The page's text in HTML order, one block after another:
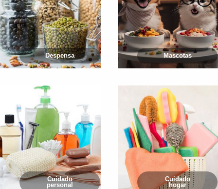
Despensa Mascotas
Cuidado
personal
Cuidado
hogar